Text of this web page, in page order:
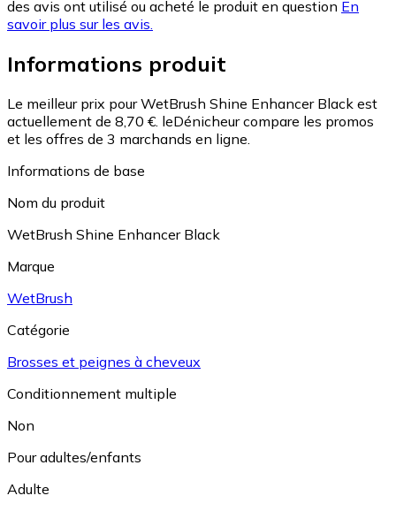
des avis ont utilisé ou acheté le produit en question En
savoir plus sur les avis.
Informations produit
Le meilleur prix pour WetBrush Shine Enhancer Black est
actuellement de 8,70 €. leDénicheur compare les promos
et les offres de 3 marchands en ligne.
Informations de base
Nom du produit
WetBrush Shine Enhancer Black
Marque
WetBrush
Catégorie
Brosses et peignes à cheveux
Conditionnement multiple
Non
Pour adultes/enfants
Adulte